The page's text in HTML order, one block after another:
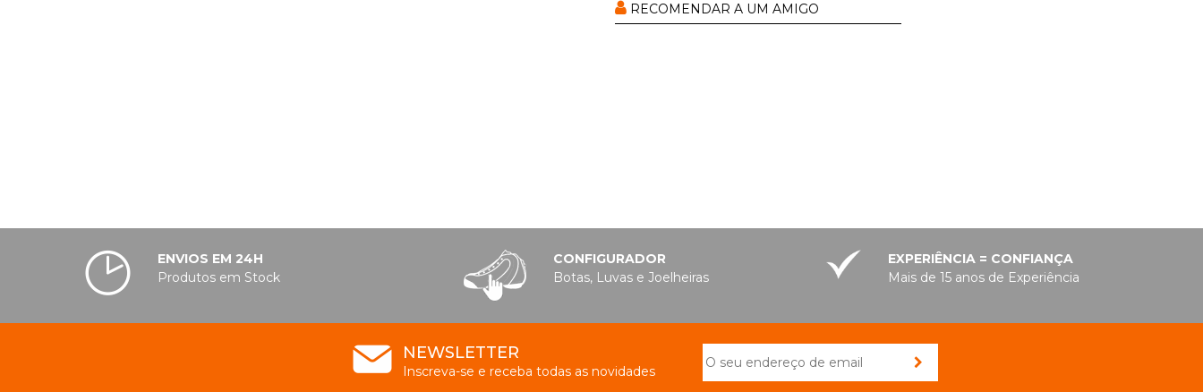
RECOMENDAR A UM AMIGO
ENVIOS EM 24H
Produtos em Stock
CONFIGURADOR
Botas, Luvas e Joelheiras
EXPERIÊNCIA = CONFIANÇA
Mais de 15 anos de Experiência
NEWSLETTER
Inscreva-se e receba todas as novidades